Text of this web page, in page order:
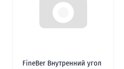
FineBer Внутренний угол